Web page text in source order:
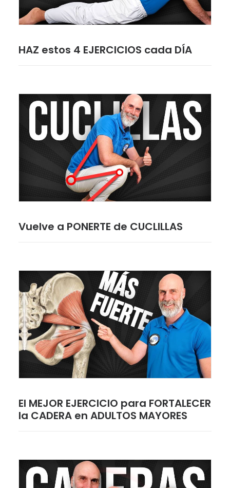
HAZ estos 4 EJERCICIOS cada DÍA
Vuelve a PONERTE de CUCLILLAS
El MEJOR EJERCICIO para FORTALECER
la CADERA en ADULTOS MAYORES